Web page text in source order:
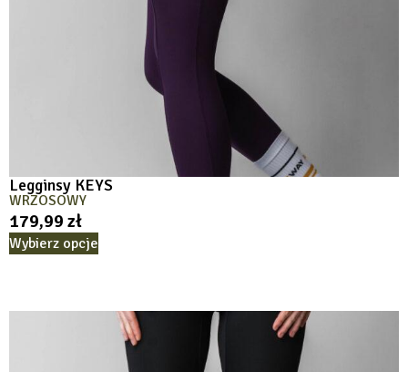
Legginsy KEYS
WRZOSOWY
179,99 zł
Wybierz opcje